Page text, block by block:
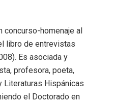
homenaje al
libro de entrevistas
Es asociada y
profesora, poeta,
Literaturas Hispánicas
el Doctorado en